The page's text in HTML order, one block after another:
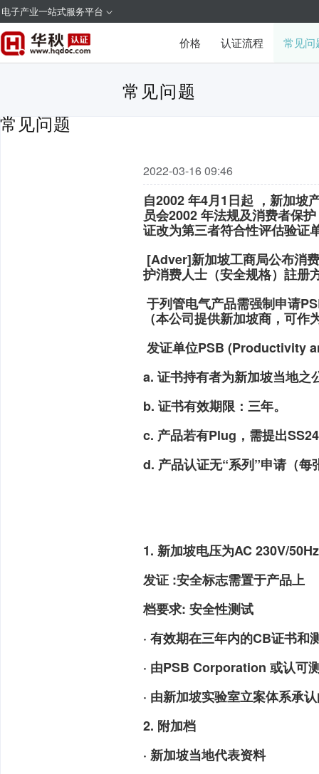
电子产业一站式服务平台
价格 认证流程 常见问
常见问题
见问题
2022-03-16 09:46
自2002 年4月1日起 ，新加坡
员会2002 年法规及消费者保
证改为第三者符合性评估验
[Adver]新加坡工商局公布消
护消费人士（安全规格）註册
于列管电气产品需强制申请
（本公司提供新加坡商，可
发证单位PSB (Productivity
a. 证书持有者为新加坡当地之
b. 证书有效期限：三年。
c. 产品若有Plug，需提出
d. 产品认证无“系列”申请（
1. 新加坡电压为AC 230V/
发证 :安全标志需置于产品上
档要求: 安全性测试
· 有效期在三年内的CB证书
· 由PSB Corporation 或认可
· 由新加坡实验室立案体系承
2. 附加档
· 新加坡当地代表资料